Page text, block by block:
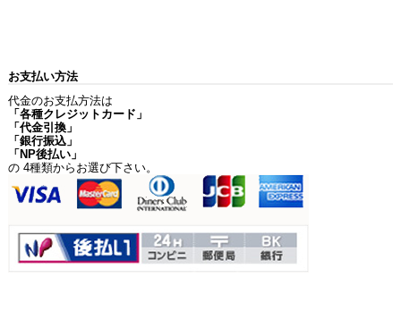
お支払い方法
代金のお支払方法は
「各種クレジットカード」
「代金引換」
「銀行振込」
「NP後払い」
の 4種類からお選び下さい。